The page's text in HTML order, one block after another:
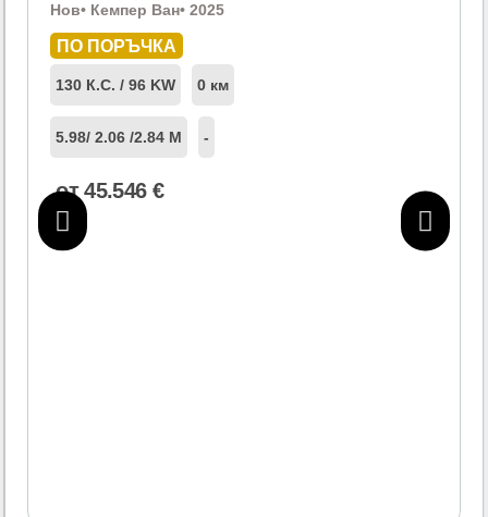
Нов• Кемпер Ван• 2025
ПО ПОРЪЧКА
130 К.С. / 96 KW 0 км
5.98/ 2.06 /2.84 М -
от45.546 €